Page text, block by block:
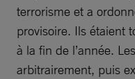
terrorisme et a
provisoire. Ils étaient
à la fin de l’année.
arbitrairement, puis